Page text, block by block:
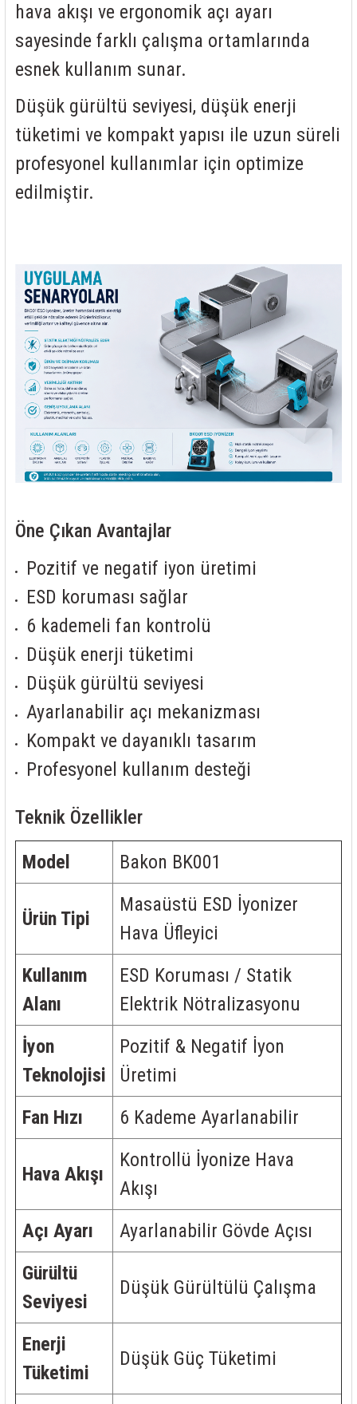
hava akışı ve ergonomik açı ayarı
sayesinde farklı çalışma ortamlarında
esnek kullanım sunar.
Düşük gürültü seviyesi, düşük enerji
tüketimi ve kompakt yapısı ile uzun süreli
profesyonel kullanımlar için optimize
edilmiştir.
Öne Çıkan Avantajlar
Pozitif ve negatif iyon üretimi
ESD koruması sağlar
6 kademeli fan kontrolü
Düşük enerji tüketimi
Düşük gürültü seviyesi
Ayarlanabilir açı mekanizması
Kompakt ve dayanıklı tasarım
Profesyonel kullanım desteği
Teknik Özellikler
Model
Bakon BK001
Ürün Tipi
Masaüstü ESD İyonizer
Hava Üfleyici
Kullanım
Alanı
ESD Koruması / Statik
Elektrik Nötralizasyonu
İyon
Teknolojisi
Pozitif & Negatif İyon
Üretimi
Fan Hızı
6 Kademe Ayarlanabilir
Hava Akışı
Kontrollü İyonize Hava
Akışı
Açı Ayarı
Ayarlanabilir Gövde Açısı
Gürültü
Seviyesi
Düşük Gürültülü Çalışma
Enerji
Tüketimi
Düşük Güç Tüketimi